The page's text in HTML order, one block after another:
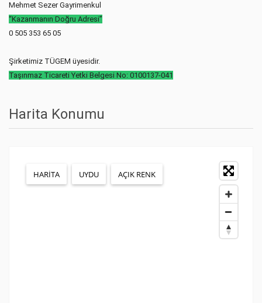
Mehmet Sezer Gayrimenkul
“Kazanmanın Doğru Adresi”
0 505 353 65 05
Şirketimiz TÜGEM üyesidir.
Taşınmaz Ticareti Yetki Belgesi No: 0100137-041
Harita Konumu
HARITA UYDU AÇIK RENK